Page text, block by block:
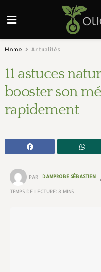
Home Actualités
11 astuces
booster son
rapidement
PAR DAMPROBE SÉBASTIEN
TEMPS DE LECTURE: 8 MINS